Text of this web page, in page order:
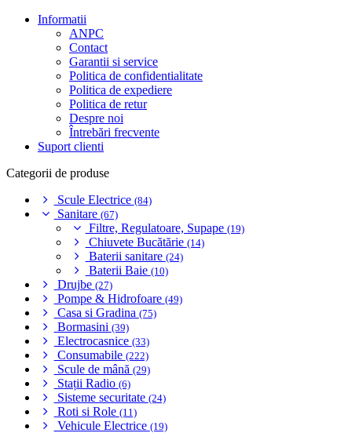
Informatii
ANPC
Contact
Garantii si service
Politica de confidentialitate
Politica de expediere
Politica de retur
Despre noi
Întrebări frecvente
Suport clienti
Categorii de produse
Scule Electrice (84)
Sanitare (67)
Filtre, Regulatoare, Supape (19)
Chiuvete Bucătărie (14)
Baterii sanitare (24)
Baterii Baie (10)
Drujbe (27)
Pompe & Hidrofoare (49)
Casa si Gradina (75)
Bormasini (39)
Electrocasnice (33)
Consumabile (222)
Scule de mână (29)
Stații Radio (6)
Sisteme securitate (24)
Roti si Role (11)
Vehicule Electrice (19)